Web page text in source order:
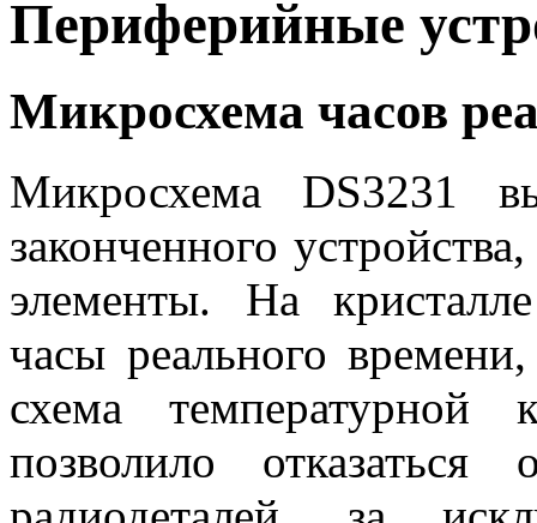
Периферийные
Микросхема часов
Микросхема DS3231
законченного
элементы. На
часы реального
схема температурной
позволило